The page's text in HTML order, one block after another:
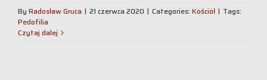
By Radosław Gruca | 21 czerwca 2020 | Categories: Kościół | Tags:
Pedofilia
Czytaj dalej